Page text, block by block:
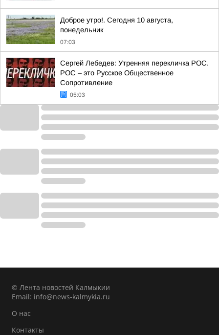
Доброе утро!. Сегодня 10 августа,
понедельник
07:03
Сергей Лебедев: Утренняя перекличка РОС.
РОС – это Русское Общественное
Сопротивление
05:03
© Лента новостей Калмыкии
Email: info@news-kalmykia.ru
О нас
Контакты